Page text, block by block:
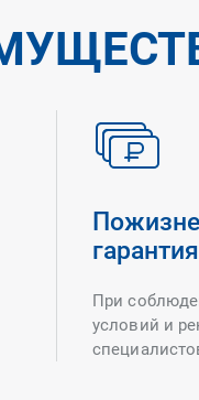
гарантия
При
условий и